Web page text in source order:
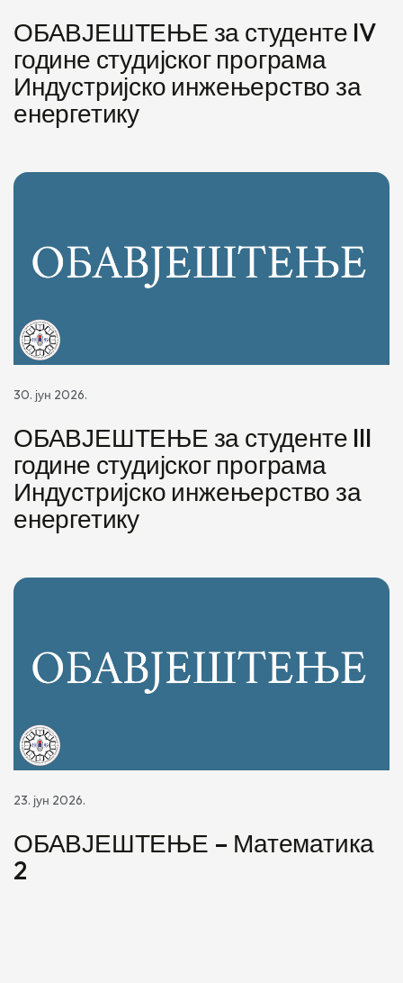
ОБАВЈЕШТЕЊЕ за студенте IV
године студијског програма
Индустријско инжењерство за
енергетику
30. јун 2026.
ОБАВЈЕШТЕЊЕ за студенте III
године студијског програма
Индустријско инжењерство за
енергетику
23. јун 2026.
ОБАВЈЕШТЕЊЕ – Математика
2